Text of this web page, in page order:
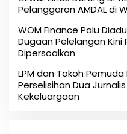
Pelanggaran AMDAL di
‎WOM Finance Palu
Dugaan Pelelangan
Dipersoalkan ‎
LPM dan Tokoh
Perselisihan Dua
Kekeluargaan